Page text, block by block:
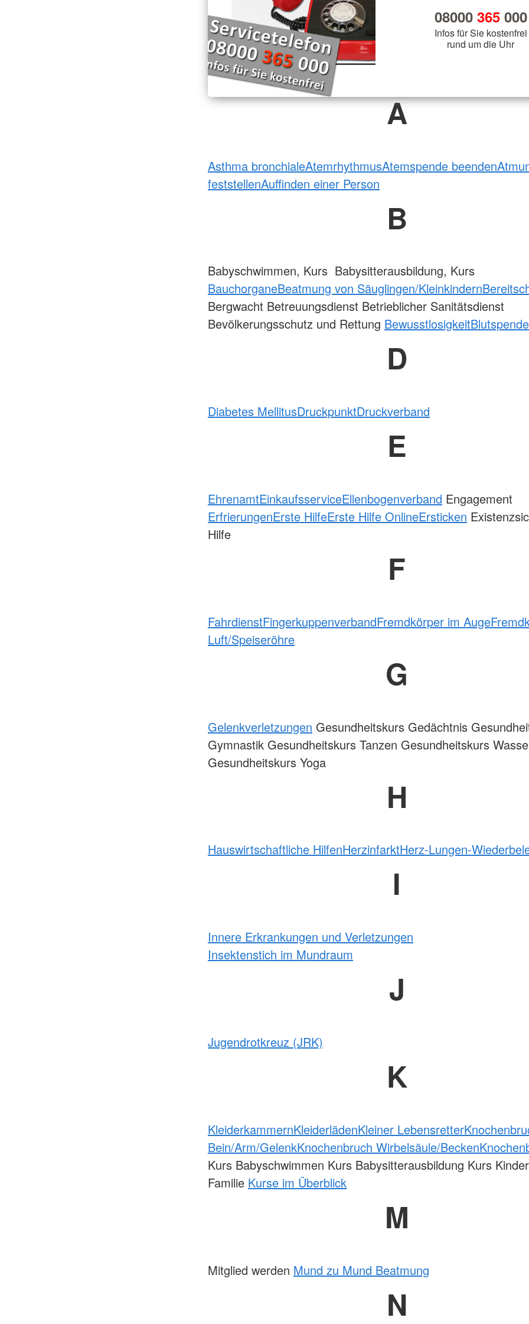
08000 365000
Infos für Sie kostenfrei
rund um die Uhr
A
Asthma bronchialeAtemrhythmusAtemspende beenden
feststellenAuffinden einer Person
B
Babyschwimmen, Kurs Babysitterausbildung, Kurs
BauchorganeBeatmung von Säuglingen/Kleinkindern
Bergwacht Betreuungsdienst Betrieblicher Sanitätsdienst
Bevölkerungsschutz und Rettung BewusstlosigkeitBlutspende
D
Diabetes MellitusDruckpunktDruckverband
E
EhrenamtEinkaufsserviceEllenbogenverband Engagement
ErfrierungenErste HilfeErste Hilfe OnlineErsticken
Hilfe
F
FahrdienstFingerkuppenverbandFremdkörper im Auge
Luft/Speiseröhre
G
Gelenkverletzungen Gesundheitskurs Gedächtnis
Gymnastik Gesundheitskurs Tanzen Gesundheitskurs
Gesundheitskurs Yoga
H
Hauswirtschaftliche HilfenHerzinfarktHerz-Lungen-
I
Innere Erkrankungen und Verletzungen
Insektenstich im Mundraum
J
Jugendrotkreuz (JRK)
K
KleiderkammernKleiderlädenKleiner Lebensretter
Bein/Arm/GelenkKnochenbruch Wirbelsäule/Becken
Kurs Babyschwimmen Kurs Babysitterausbildung Kurs
Familie Kurse im Überblick
M
Mitglied werden Mund zu Mund Beatmung
N